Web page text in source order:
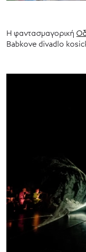
Η φαντασμαγορική
Babkove divadlo